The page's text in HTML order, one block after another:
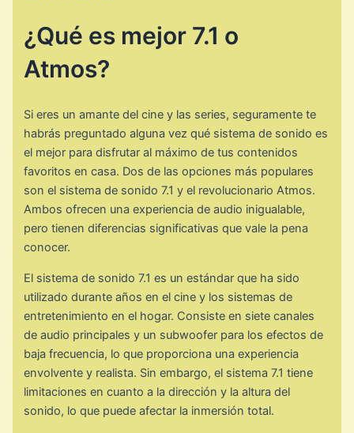
¿Qué es mejor 7.1 o
Atmos?
Si eres un amante del cine y las series, seguramente te
habrás preguntado alguna vez qué sistema de sonido es
el mejor para disfrutar al máximo de tus contenidos
favoritos en casa. Dos de las opciones más populares
son el sistema de sonido 7.1 y el revolucionario Atmos.
Ambos ofrecen una experiencia de audio inigualable,
pero tienen diferencias significativas que vale la pena
conocer.
El sistema de sonido 7.1 es un estándar que ha sido
utilizado durante años en el cine y los sistemas de
entretenimiento en el hogar. Consiste en siete canales
de audio principales y un subwoofer para los efectos de
baja frecuencia, lo que proporciona una experiencia
envolvente y realista. Sin embargo, el sistema 7.1 tiene
limitaciones en cuanto a la dirección y la altura del
sonido, lo que puede afectar la inmersión total.